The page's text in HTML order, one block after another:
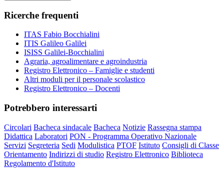
Ricerche frequenti
ITAS Fabio Bocchialini
ITIS Galileo Galilei
ISISS Galilei-Bocchialini
Agraria, agroalimentare e agroindustria
Registro Elettronico – Famiglie e studenti
Altri moduli per il personale scolastico
Registro Elettronico – Docenti
Potrebbero interessarti
Circolari Bacheca sindacale Bacheca Notizie Rassegna stampa
Didattica Laboratori PON - Programma Operativo Nazionale
Servizi Segreteria Sedi Modulistica PTOF Istituto Consigli di Classe
Orientamento Indirizzi di studio Registro Elettronico Biblioteca
Regolamento d'Istituto